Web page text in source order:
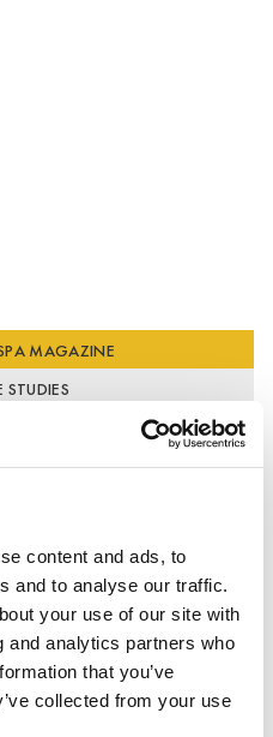
content and ads, to
and to analyse our traffic.
your use of our site with
and analytics partners who
that you’ve
collected from your use
MAGAZINE
STUDIES